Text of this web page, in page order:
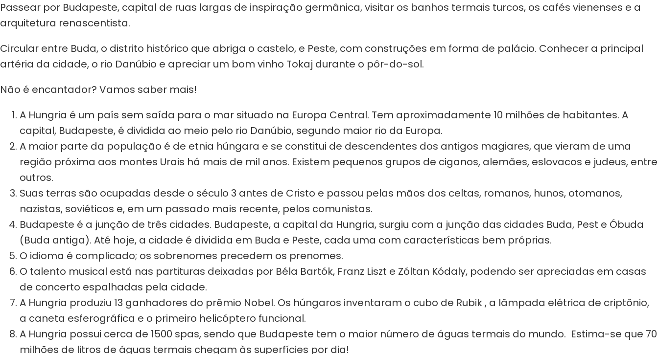
Passear por Budapeste, capital de ruas largas de inspiração germânica, visitar os banhos termais turcos, os cafés vienenses e a
arquitetura renascentista.
Circular entre Buda, o distrito histórico que abriga o castelo, e Peste, com construções em forma de palácio. Conhecer a principal
artéria da cidade, o rio Danúbio e apreciar um bom vinho Tokaj durante o pôr-do-sol.
Não é encantador? Vamos saber mais!
A Hungria é um país sem saída para o mar situado na Europa Central. Tem aproximadamente 10 milhões de habitantes. A
capital, Budapeste, é dividida ao meio pelo rio Danúbio, segundo maior rio da Europa.
A maior parte da população é de etnia húngara e se constitui de descendentes dos antigos magiares, que vieram de uma
região próxima aos montes Urais há mais de mil anos. Existem pequenos grupos de ciganos, alemães, eslovacos e judeus, entre
outros.
Suas terras são ocupadas desde o século 3 antes de Cristo e passou pelas mãos dos celtas, romanos, hunos, otomanos,
nazistas, soviéticos e, em um passado mais recente, pelos comunistas.
Budapeste é a junção de três cidades. Budapeste, a capital da Hungria, surgiu com a junção das cidades Buda, Pest e Óbuda
(Buda antiga). Até hoje, a cidade é dividida em Buda e Peste, cada uma com características bem próprias.
O idioma é complicado; os sobrenomes precedem os prenomes.
O talento musical está nas partituras deixadas por Béla Bartók, Franz Liszt e Zóltan Kódaly, podendo ser apreciadas em casas
de concerto espalhadas pela cidade.
A Hungria produziu 13 ganhadores do prêmio Nobel. Os húngaros inventaram o cubo de Rubik , a lâmpada elétrica de criptônio,
a caneta esferográfica e o primeiro helicóptero funcional.
A Hungria possui cerca de 1500 spas, sendo que Budapeste tem o maior número de águas termais do mundo. Estima-se que 70
milhões de litros de águas termais chegam às superfícies por dia!